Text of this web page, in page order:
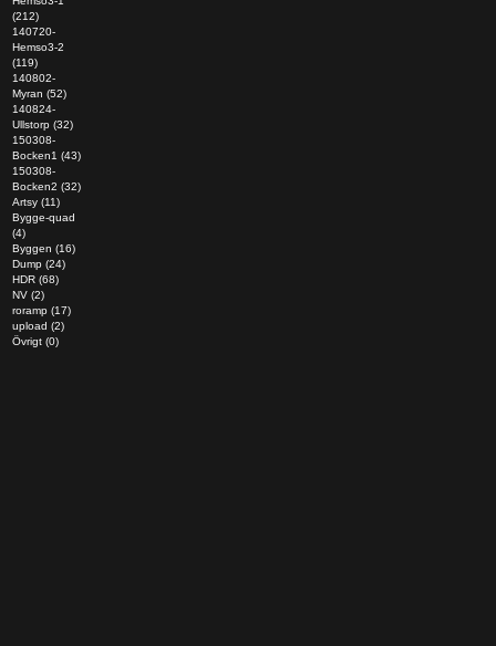
(212)
140720-
Hemso3-2
(119)
140802-
Myran (52)
140824-
Ullstorp (32)
150308-
Bocken1 (43)
150308-
Bocken2 (32)
Artsy (11)
Bygge-quad
(4)
Byggen (16)
Dump (24)
HDR (68)
NV (2)
roramp (17)
upload (2)
Övrigt (0)